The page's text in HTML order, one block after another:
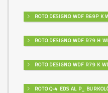
ROTO DESIGNO WDF R69P K
ROTO DESIGNO WDF R79 H
ROTO DESIGNO WDF R79 K
ROTO Q-4 EDS AL P_